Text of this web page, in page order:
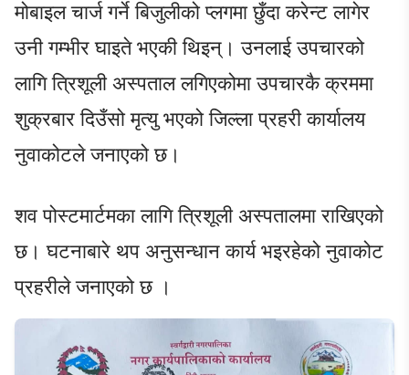
मोबाइल चार्ज गर्ने बिजुलीको प्लगमा छुँदा करेन्ट लागेर
उनी गम्भीर घाइते भएकी थिइन्। उनलाई उपचारको
लागि त्रिशूली अस्पताल लगिएकोमा उपचारकै क्रममा
शुक्रबार दिउँसो मृत्यु भएको जिल्ला प्रहरी कार्यालय
नुवाकोटले जनाएको छ।
शव पोस्टमार्टमका लागि त्रिशूली अस्पतालमा राखिएको
छ। घटनाबारे थप अनुसन्धान कार्य भइरहेको नुवाकोट
प्रहरीले जनाएको छ ।